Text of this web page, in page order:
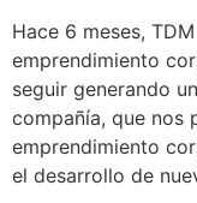
Hace 6 meses,
emprendimiento
seguir generando
compañía, que nos
emprendimiento
el desarrollo de